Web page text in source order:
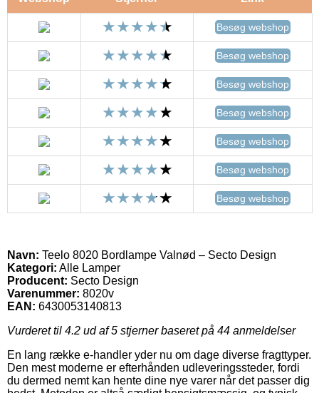
Besøg webshop
Besøg webshop
Besøg webshop
Besøg webshop
Besøg webshop
Besøg webshop
Besøg webshop
Navn: Teelo 8020 Bordlampe Valnød – Secto Design
Kategori: Alle Lamper
Producent: Secto Design
Varenummer: 8020v
EAN: 6430053140813
Vurderet til 4.2 ud af 5 stjerner baseret på 44 anmeldelser
En lang række e-handler yder nu om dage diverse fragttyper.
Den mest moderne er efterhånden udleveringssteder, fordi
du dermed nemt kan hente dine nye varer når det passer dig